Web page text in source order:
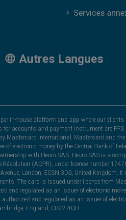
Services
Autres Langues
in-house platform and app where our
accounts and payment instrument are
International. Mastercard and
electronic money by the Central Bank of
with Heuro SAS. Heuro SAS is a
(ACPR), under licence number
London, EC3N 3DS, United Kingdom.
The card is issued under licence from
and regulated as an issuer of electronic
and regulated as an issuer of
England, CB22 4QH.